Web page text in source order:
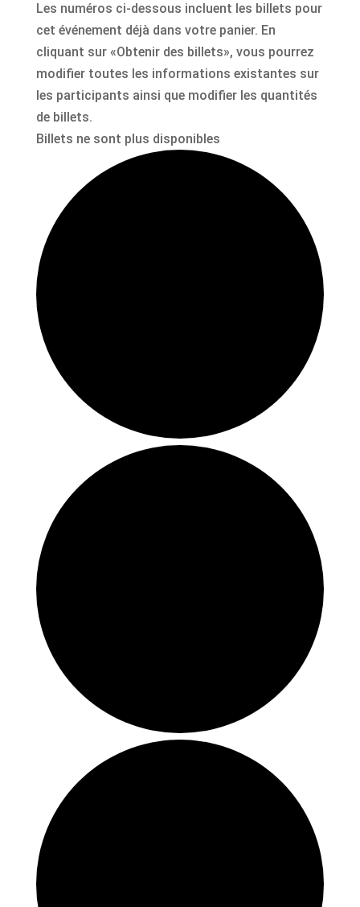
Les numéros ci-dessous incluent les billets pour
cet événement déjà dans votre panier. En
cliquant sur «Obtenir des billets», vous pourrez
modifier toutes les informations existantes sur
les participants ainsi que modifier les quantités
de billets.
Billets ne sont plus disponibles